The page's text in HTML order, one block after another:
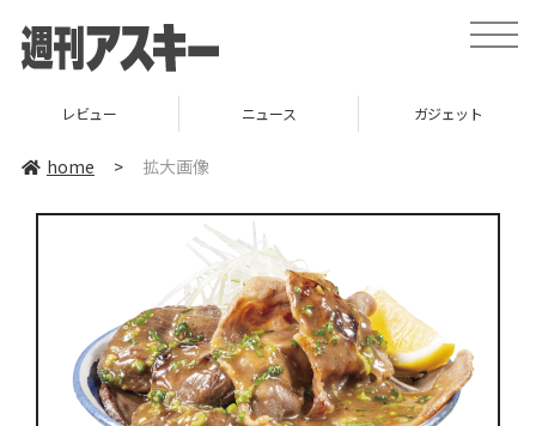
toggle
レビュー ニュース ガジェット
home > 拡大画像